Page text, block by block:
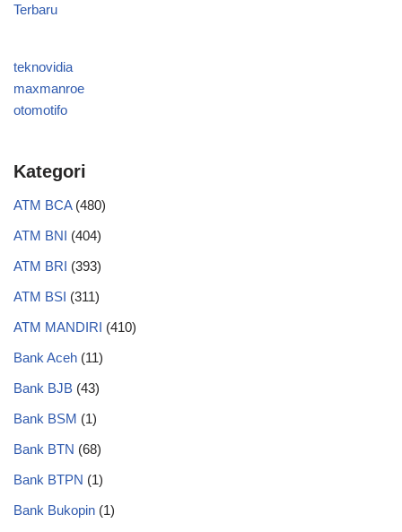
Terbaru
teknovidia
maxmanroe
otomotifo
Kategori
ATM BCA(480)
ATM BNI (404)
ATM BRI (393)
ATM BSI (311)
ATM MANDIRI (410)
Bank Aceh (11)
Bank BJB (43)
Bank BSM (1)
Bank BTN (68)
Bank BTPN (1)
Bank Bukopin (1)